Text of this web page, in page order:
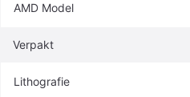
AMD Model
Verpakt
Lithografie